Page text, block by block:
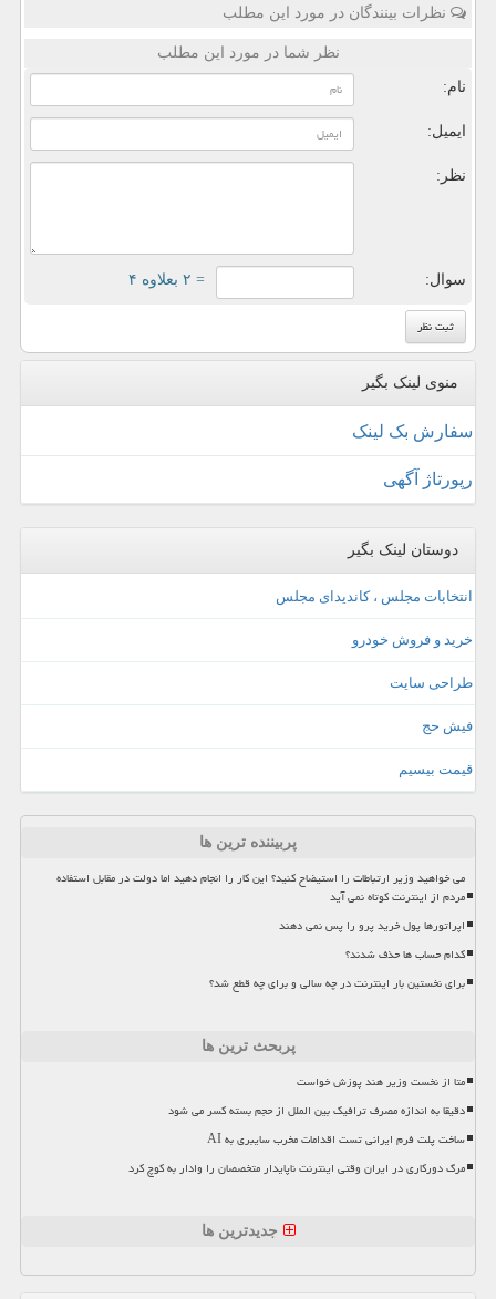
نظرات بینندگان در مورد این مطلب
نظر شما در مورد این مطلب
نام:
ایمیل:
نظر:
سوال: = ۲ بعلاوه ۴
منوی لینک بگیر
سفارش بک لینک
رپورتاژ آگهی
دوستان لینک بگیر
انتخابات مجلس ، کاندیدای مجلس
خرید و فروش خودرو
طراحی سایت
فیش حج
قیمت بیسیم
پربیننده ترین ها
می خواهید وزیر ارتباطات را استیضاح کنید؟ این کار را انجام دهید اما دولت در مقابل استفاده
مردم از اینترنت کوتاه نمی آید
اپراتورها پول خرید پرو را پس نمی دهند
کدام حساب ها حذف شدند؟
برای نخستین بار اینترنت در چه سالی و برای چه قطع شد؟
پربحث ترین ها
متا از نخست وزیر هند پوزش خواست
دقیقا به اندازه مصرف ترافیک بین الملل از حجم بسته کسر می شود
ساخت پلت فرم ایرانی تست اقدامات مخرب سایبری به AI
مرگ دورکاری در ایران وقتی اینترنت ناپایدار متخصصان را وادار به کوچ کرد
جدیدترین ها